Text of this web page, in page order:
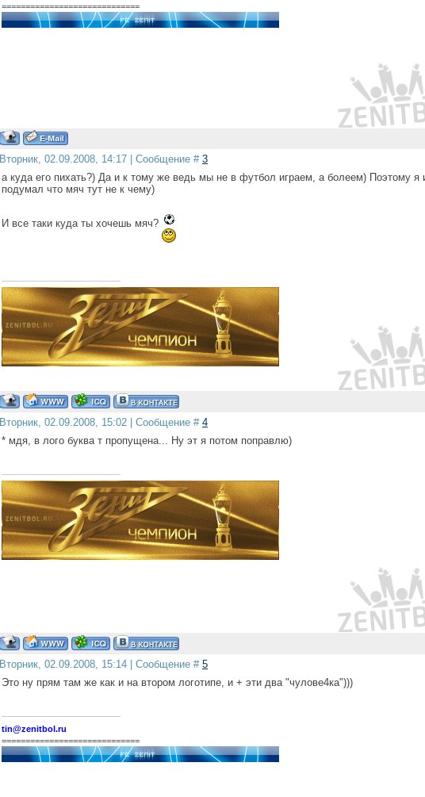
=============================
Вторник, 02.09.2008, 14:17 | Сообщение # 3
а куда его пихать?) Да и к тому же ведь мы не в футбол играем, а болеем) Поэтому я
подумал что мяч тут не к чему)
И все таки куда ты хочешь мяч?
Вторник, 02.09.2008, 15:02 | Сообщение # 4
* мдя, в лого буква т пропущена... Ну эт я потом поправлю)
Вторник, 02.09.2008, 15:14 | Сообщение # 5
Это ну прям там же как и на втором логотипе, и + эти два "чулове4ка")))
tin@zenitbol.ru
=============================